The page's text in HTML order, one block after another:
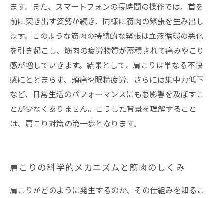
ます。また、スマートフォンの長時間の操作では、首を
前に突き出す姿勢が続き、同様に筋肉の緊張を生み出し
ます。このような筋肉の持続的な緊張は血液循環の悪化
を引き起こし、筋肉の疲労物質が蓄積されて痛みやこり
感が増していきます。結果として、肩こりは単なる不快
感にとどまらず、頭痛や眼精疲労、さらには集中力低下
など、日常生活のパフォーマンスにも悪影響を及ぼすこ
とが少なくありません。こうした背景を理解すること
は、肩こり対策の第一歩となります。
肩こりの科学的メカニズムと筋肉のしくみ
肩こりがどのように発生するのか、その仕組みを知るこ